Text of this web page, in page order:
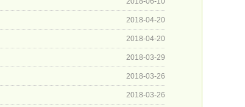
2018-04-20
2018-04-20
2018-03-29
2018-03-26
2018-03-26